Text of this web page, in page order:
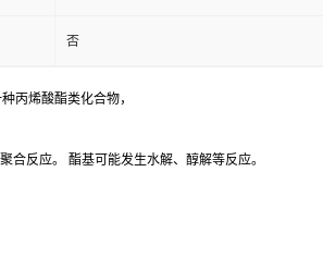
否
丙烯酸酯类化合物，
合反应。 酯基可能发生水解、醇解等反应。